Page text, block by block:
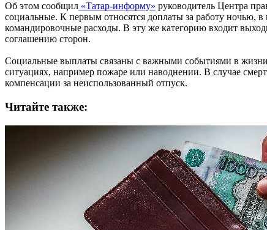
Об этом сообщил «Татар-информу» руководитель Центра
социальные. К первым относятся доплаты за работу ночью,
командировочные расходы. В эту же категорию входит
соглашению сторон.
Социальные выплаты связаны с важными событиями в
ситуациях, например пожаре или наводнении. В случае
компенсации за неиспользованный отпуск.
Читайте также: